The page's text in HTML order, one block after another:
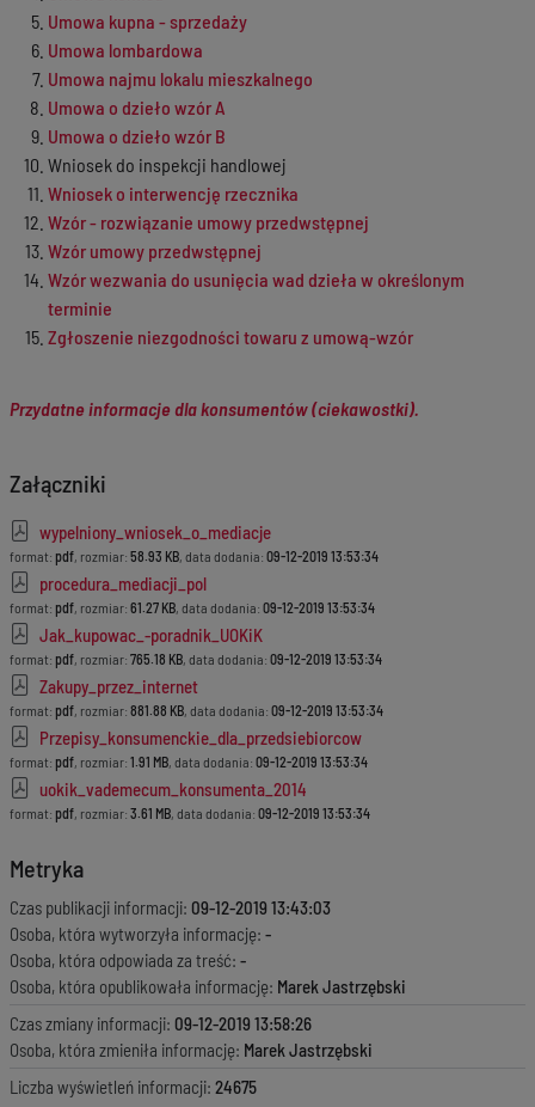
Umowa kupna - sprzedaży
Umowa lombardowa
Umowa najmu lokalu mieszkalnego
Umowa o dzieło wzór A
Umowa o dzieło wzór B
Wniosek do inspekcji handlowej
Wniosek o interwencję rzecznika
Wzór - rozwiązanie umowy przedwstępnej
Wzór umowy przedwstępnej
Wzór wezwania do usunięcia wad dzieła w określonym
terminie
Zgłoszenie niezgodności towaru z umową-wzór
Przydatne informacje dla konsumentów (ciekawostki).
Załączniki
wypelniony_wniosek_o_mediacje
format: pdf, rozmiar: 58.93 KB, data dodania: 09-12-2019 13:53:34
procedura_mediacji_pol
format: pdf, rozmiar: 61.27 KB, data dodania: 09-12-2019 13:53:34
Jak_kupowac_-poradnik_UOKiK
format: pdf, rozmiar: 765.18 KB, data dodania: 09-12-2019 13:53:34
Zakupy_przez_internet
format: pdf, rozmiar: 881.88 KB, data dodania: 09-12-2019 13:53:34
Przepisy_konsumenckie_dla_przedsiebiorcow
format: pdf, rozmiar: 1.91 MB, data dodania: 09-12-2019 13:53:34
uokik_vademecum_konsumenta_2014
format: pdf, rozmiar: 3.61 MB, data dodania: 09-12-2019 13:53:34
Metryka
Czas publikacji informacji: 09-12-2019 13:43:03
Osoba, która wytworzyła informację: -
Osoba, która odpowiada za treść: -
Osoba, która opublikowała informację: Marek Jastrzębski
Czas zmiany informacji: 09-12-2019 13:58:26
Osoba, która zmieniła informację: Marek Jastrzębski
Liczba wyświetleń informacji: 24675